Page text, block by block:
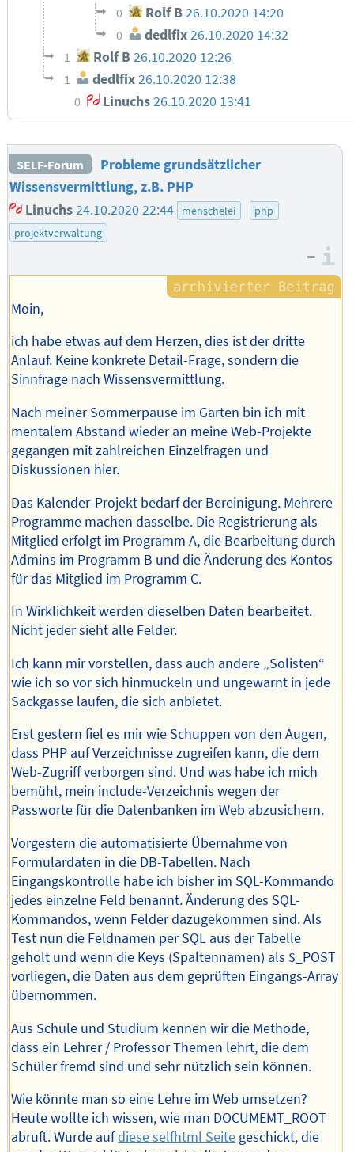
0 Rolf B 26.10.2020 14:20
0 dedlfix26.10.2020 14:32
1 Rolf B 26.10.2020 12:26
1 dedlfix26.10.2020 12:38
0 Linuchs26.10.2020 13:41
SELF-Forum
Probleme grundsätzlicher
Wissensvermittlung, z.B. PHP
Linuchs 24.10.2020 22:44 menschelei
php
projektverwaltung
–
Moin,
ich habe etwas auf dem Herzen, dies ist der dritte
Anlauf. Keine konkrete Detail-Frage, sondern die
Sinnfrage nach Wissensvermittlung.
Nach meiner Sommerpause im Garten bin ich mit
mentalem Abstand wieder an meine Web-Projekte
gegangen mit zahlreichen Einzelfragen und
Diskussionen hier.
Das Kalender-Projekt bedarf der Bereinigung. Mehrere
Programme machen dasselbe. Die Registrierung als
Mitglied erfolgt im Programm A, die Bearbeitung durch
Admins im Programm B und die Änderung des Kontos
für das Mitglied im Programm C.
In Wirklichkeit werden dieselben Daten bearbeitet.
Nicht jeder sieht alle Felder.
Ich kann mir vorstellen, dass auch andere „Solisten“
wie ich so vor sich hinmuckeln und ungewarnt in jede
Sackgasse laufen, die sich anbietet.
Erst gestern fiel es mir wie Schuppen von den Augen,
dass PHP auf Verzeichnisse zugreifen kann, die dem
Web-Zugriff verborgen sind. Und was habe ich mich
bemüht, mein include-Verzeichnis wegen der
Passworte für die Datenbanken im Web abzusichern.
Vorgestern die automatisierte Übernahme von
Formulardaten in die DB-Tabellen. Nach
Eingangskontrolle habe ich bisher im SQL-Kommando
jedes einzelne Feld benannt. Änderung des SQL-
Kommandos, wenn Felder dazugekommen sind. Als
Test nun die Feldnamen per SQL aus der Tabelle
geholt und wenn die Keys (Spaltennamen) als $_POST
vorliegen, die Daten aus dem geprüften Eingangs-Array
übernommen.
Aus Schule und Studium kennen wir die Methode,
dass ein Lehrer / Professor Themen lehrt, die dem
Schüler fremd sind und sehr nützlich sein können.
Wie könnte man so eine Lehre im Web umsetzen?
Heute wollte ich wissen, wie man DOCUMEMT_ROOT
abruft. Wurde aufdiese selfhtml Seite geschickt, die